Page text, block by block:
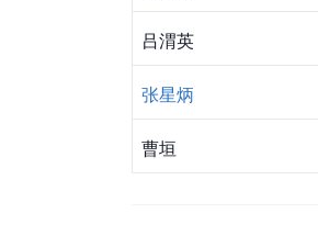
吕渭英
张星炳
曹垣